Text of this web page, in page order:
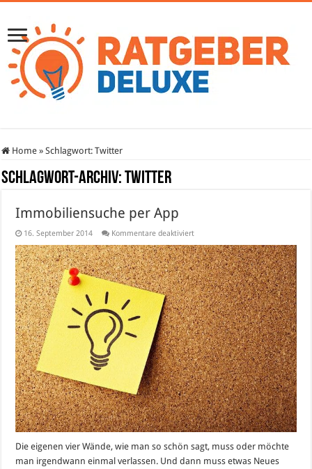
Home » Schlagwort:Twitter
Schlagwort-Archiv:Twitter
Immobiliensuche per App
16. September 2014 Kommentare deaktiviertfür
per
App
Die eigenen vier Wände, wie man so schön sagt, muss oder möchte
man irgendwann einmal verlassen. Und dann muss etwas Neues